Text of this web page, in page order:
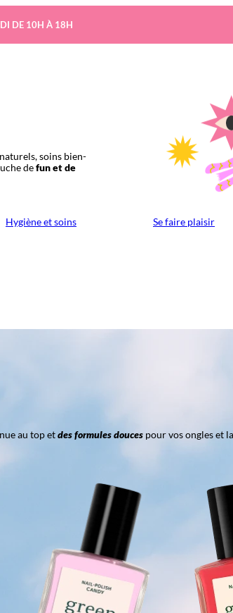
DE 10H À 18H
soins bien-
defun et de
Hygiène et soins Se faire plaisir
au top etdes formules doucespour vos ongles et